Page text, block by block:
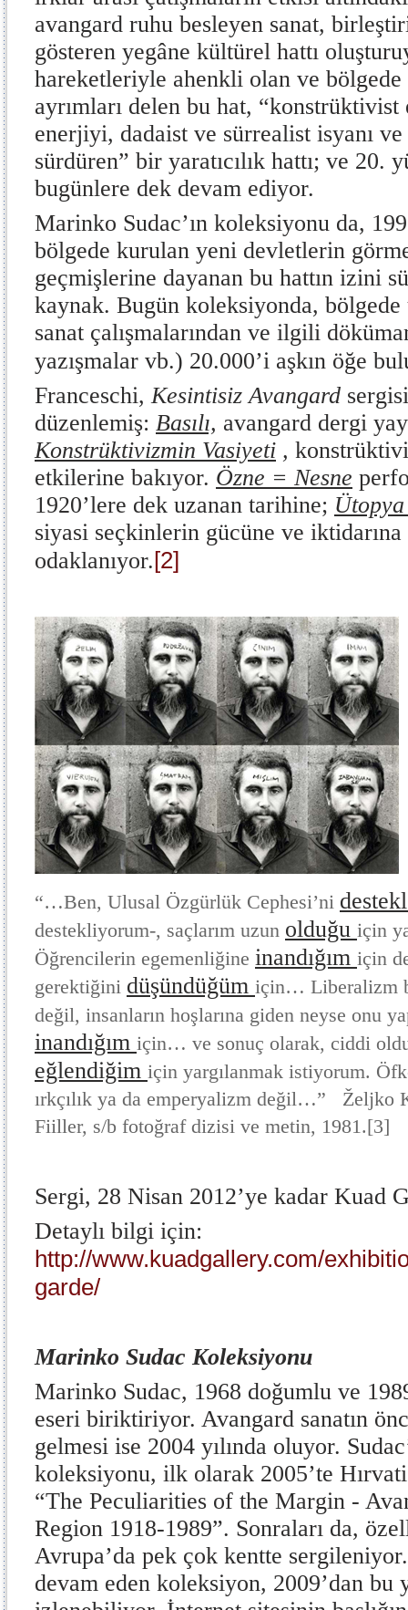
avangard ruhu besleyen sanat,
gösteren yegâne kültürel hattı
hareketleriyle ahenkli olan ve bölgede
ayrımları delen bu hat,
enerjiyi, dadaist ve sürrealist isyanı
sürdüren” bir yaratıcılık hattı; ve 20.
bugünlere dek devam ediyor.
Marinko Sudac’ın koleksiyonu da,
bölgede kurulan yeni devletlerin
geçmişlerine dayanan bu hattın izini
kaynak. Bugün koleksiyonda,
sanat çalışmalarından ve ilgili
yazışmalar vb.) 20.000’i aşkın öğe
Franceschi,Kesintisiz Avangard
düzenlemiş: Basılı, avangard dergi
Konstrüktivizmin Vasiyeti ,
etkilerine bakıyor. Özne = Nesne
1920’lere dek uzanan tarihine;
siyasi seçkinlerin gücüne ve
odaklanıyor.[2]
“…Ben, Ulusal Özgürlük Cephesi’ni
destekliyorum-, saçlarım uzun olduğu için
Öğrencilerin egemenliğine inandığım için
gerektiğini düşündüğüm için… Liberalizm
değil, insanların hoşlarına giden neyse onu
inandığım için… ve sonuç olarak, ciddi
eğlendiğim için yargılanmak istiyorum.
ırkçılık ya da emperyalizm değil…” Željko
Fiiller, s/b fotoğraf dizisi ve metin, 1981.[3]
Sergi, 28 Nisan 2012’ye kadar Kuad
Detaylı bilgi için:
http://www.kuadgallery.com/
garde/
Marinko Sudac Koleksiyonu
Marinko Sudac, 1968 doğumlu ve
eseri biriktiriyor. Avangard sanatın
gelmesi ise 2004 yılında oluyor.
koleksiyonu, ilk olarak 2005’te
“The Peculiarities of the Margin -
Region 1918-1989”. Sonraları da,
Avrupa’da pek çok kentte
devam eden koleksiyon, 2009’dan bu